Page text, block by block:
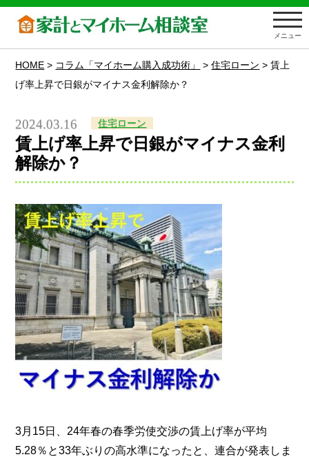
メニュー
HOME > コラム「マイホーム購入成功術」 >住宅ローン >賃上
げ率上昇で日銀がマイナス金利解除か？
2024.03.16 住宅ローン
賃上げ率上昇で日銀がマイナス金利
解除か？
3月15日、24年春の春季労使交渉の賃上げ率が平均
5.28％と33年ぶりの高水準になったと、連合が発表しま